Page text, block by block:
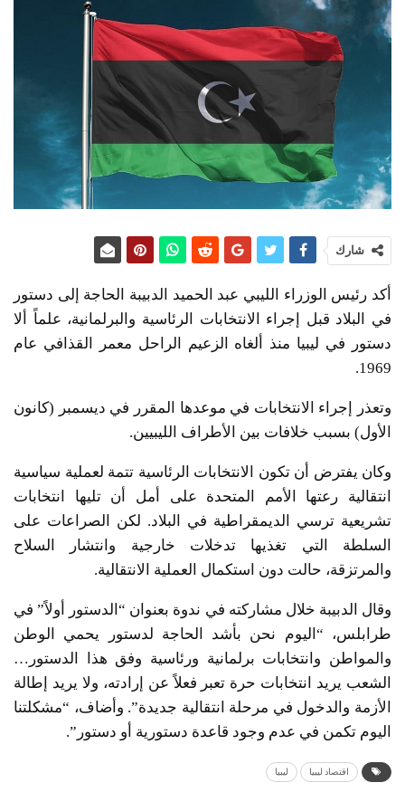
شارك
أكد رئيس الوزراء الليبي عبد الحميد الدبيبة الحاجة إلى دستور
في البلاد قبل إجراء الانتخابات الرئاسية والبرلمانية، علماً ألا
دستور في ليبيا منذ ألغاه الزعيم الراحل معمر القذافي عام
1969.
وتعذر إجراء الانتخابات في موعدها المقرر في ديسمبر (كانون
الأول) بسبب خلافات بين الأطراف الليبيين.
وكان يفترض أن تكون الانتخابات الرئاسية تتمة لعملية سياسية
انتقالية رعتها الأمم المتحدة على أمل أن تليها انتخابات
تشريعية ترسي الديمقراطية في البلاد. لكن الصراعات على
السلطة التي تغذيها تدخلات خارجية وانتشار السلاح
والمرتزقة، حالت دون استكمال العملية الانتقالية.
وقال الدبيبة خلال مشاركته في ندوة بعنوان “الدستور أولاً” في
طرابلس، “اليوم نحن بأشد الحاجة لدستور يحمي الوطن
والمواطن وانتخابات برلمانية ورئاسية وفق هذا الدستور…
الشعب يريد انتخابات حرة تعبر فعلاً عن إرادته، ولا يريد إطالة
الأزمة والدخول في مرحلة انتقالية جديدة”. وأضاف، “مشكلتنا
اليوم تكمن في عدم وجود قاعدة دستورية أو دستور”.
اقتصاد ليبيا ليبيا